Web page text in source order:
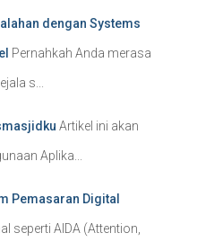
dengan Systems
Pernahkah Anda merasa
s...
Artikel ini akan
Aplika...
Pemasaran Digital
seperti AIDA (Attention,